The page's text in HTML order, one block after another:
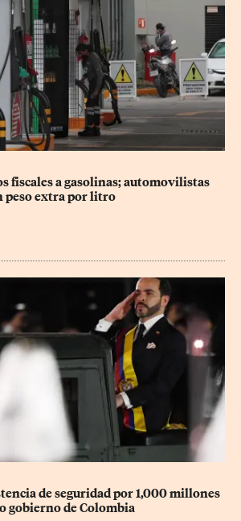
fiscales a gasolinas; automovilistas
peso extra por litro
de seguridad por 1,000 millones
gobierno de Colombia